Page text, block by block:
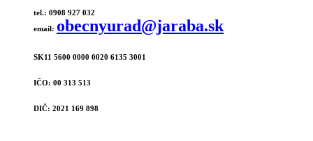
tel.: 0908 927 032
email: obecnyurad@jaraba.sk
SK11 5600 0000 0020 6135 3001
IČO: 00 313 513
DIČ: 2021 169 898